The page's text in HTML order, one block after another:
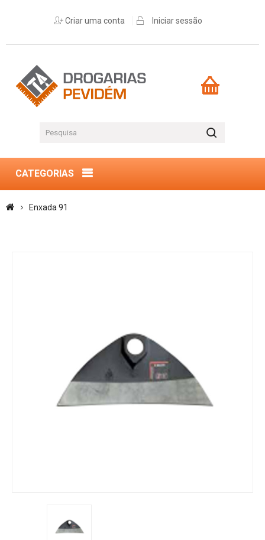
Criar uma conta Iniciar sessão
CATEGORIAS
Enxada 91